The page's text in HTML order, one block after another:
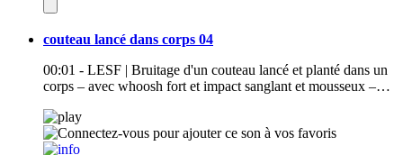
couteau lancé dans corps 04
00:01 - LESF | Bruitage d'un couteau lancé et planté dans un
corps – avec whoosh fort et impact sanglant et mousseux –…